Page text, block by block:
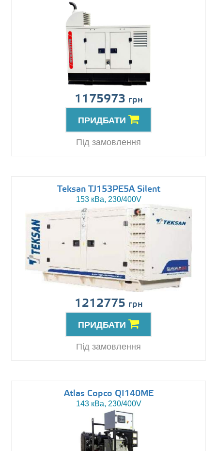
1175973 грн
ПРИДБАТИ
Під замовлення
Teksan TJ153PE5A Silent
153 кВа, 230/400V
1212775 грн
ПРИДБАТИ
Під замовлення
Atlas Copco QI140ME
143 кВа, 230/400V